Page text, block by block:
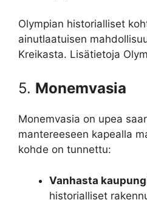
Olympian historialliset
ainutlaatuisen
Kreikasta. Lisätietoja
5. Monemvasia
Monemvasia on upea
mantereeseen kapealla
kohde on tunnettu:
Vanhasta
historialliset